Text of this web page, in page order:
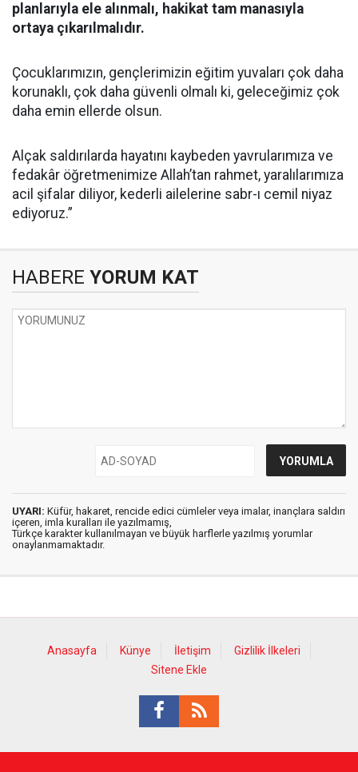
planlarıyla ele alınmalı, hakikat tam manasıyla
ortaya çıkarılmalıdır.
Çocuklarımızın, gençlerimizin eğitim yuvaları çok daha
korunaklı, çok daha güvenli olmalı ki, geleceğimiz çok
daha emin ellerde olsun.
Alçak saldırılarda hayatını kaybeden yavrularımıza ve
fedakâr öğretmenimize Allah’tan rahmet, yaralılarımıza
acil şifalar diliyor, kederli ailelerine sabr-ı cemil niyaz
ediyoruz.”
HABERE YORUM KAT
UYARI: Küfür, hakaret, rencide edici cümleler veya imalar, inançlara saldırı
içeren, imla kuralları ile yazılmamış,
Türkçe karakter kullanılmayan ve büyük harflerle yazılmış yorumlar
onaylanmamaktadır.
Anasayfa Künye İletişim
Gizlilik İlkeleri
Sitene Ekle